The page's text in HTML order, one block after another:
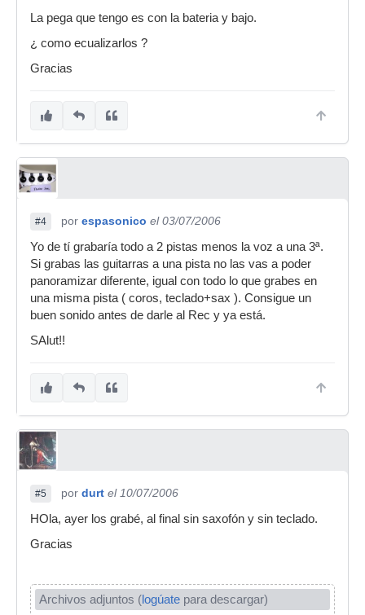
La pega que tengo es con la bateria y bajo.
¿ como ecualizarlos ?
Gracias
#4 por espasonico el 03/07/2006
Yo de tí grabaría todo a 2 pistas menos la voz a una 3ª.
Si grabas las guitarras a una pista no las vas a poder
panoramizar diferente, igual con todo lo que grabes en
una misma pista ( coros, teclado+sax ). Consigue un
buen sonido antes de darle al Rec y ya está.
SAlut!!
#5 por durt el 10/07/2006
HOla, ayer los grabé, al final sin saxofón y sin teclado.
Gracias
Archivos adjuntos (logúate para descargar)